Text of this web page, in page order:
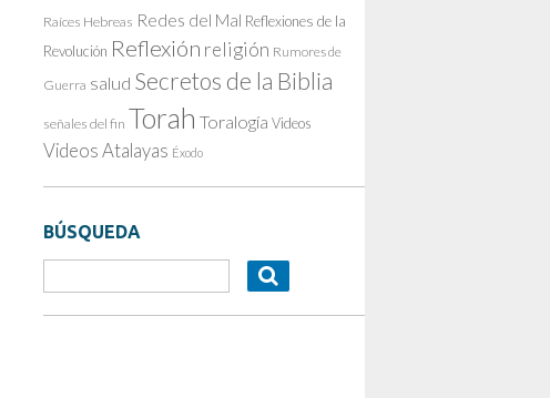
Raíces Hebreas Redes del Mal Reflexiones de la
Revolución Reflexión religión Rumores de
Guerra salud Secretos de la Biblia
señales del fin Torah Toralogía Videos
Videos Atalayas Éxodo
BÚSQUEDA